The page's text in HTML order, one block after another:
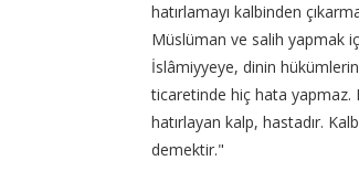
hatırlamayı kalbinden
Müslüman ve salih yapmak
İslâmiyyeye, dinin
ticaretinde hiç hata yapmaz.
hatırlayan kalp, hastadır.
demektir."